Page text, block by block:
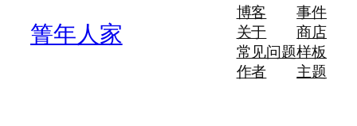
箐年人家
博客
关于
常见问题
作者
事件
商店
样板
主题